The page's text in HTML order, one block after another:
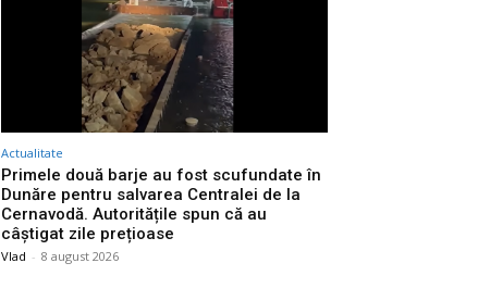
Actualitate
Primele două barje au fost scufundate în
Dunăre pentru salvarea Centralei de la
Cernavodă. Autoritățile spun că au
câștigat zile prețioase
Vlad - 8 august 2026